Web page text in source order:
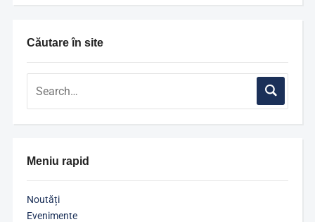
Căutare în site
Meniu rapid
Noutăți
Evenimente